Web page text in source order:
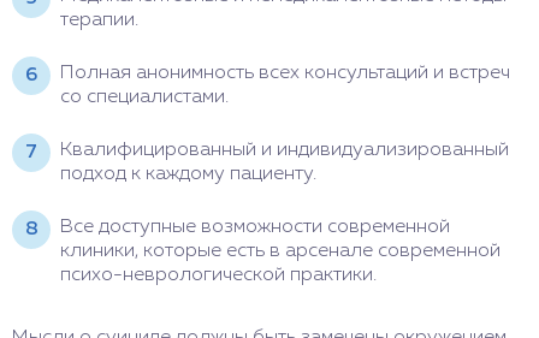
терапии.
Полная анонимность всех консультаций и встреч
со специалистами.
Квалифицированный и индивидуализированный
подход к каждому пациенту.
Все доступные возможности современной
клиники, которые есть в арсенале современной
психо-неврологической практики.